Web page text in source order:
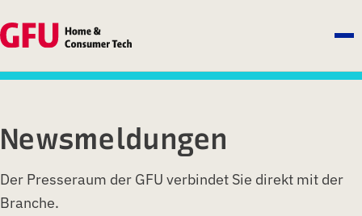
Newsmeldungen
Der Presseraum der GFU verbindet Sie direkt mit der
Branche.